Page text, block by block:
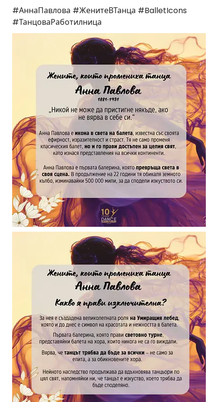
#АннаПавлова #ЖенитеВТанца #BalletIcons
#ТанцоваРаботилница